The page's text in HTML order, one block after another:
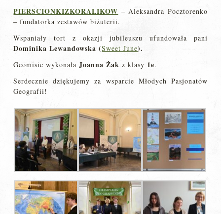
PIERSCIONKIZKORALIKOW – Aleksandra Pocztorenko
– fundatorka zestawów biżuterii.
Wspaniały tort z okazji jubileuszu ufundowała pani
Dominika Lewandowska (Sweet June).
Geomisie wykonałaJoanna Żak z klasy 1e.
Serdecznie dziękujemy za wsparcie Młodych Pasjonatów
Geografii!